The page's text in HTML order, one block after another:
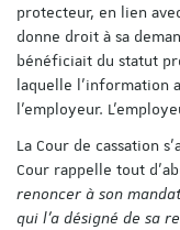
protecteur, en lien
donne droit à sa
bénéficiait du statut
laquelle l'information
l'employeur.
La Cour de cassation
Cour rappelle tout
renoncer à son
qui l'a désigné de sa